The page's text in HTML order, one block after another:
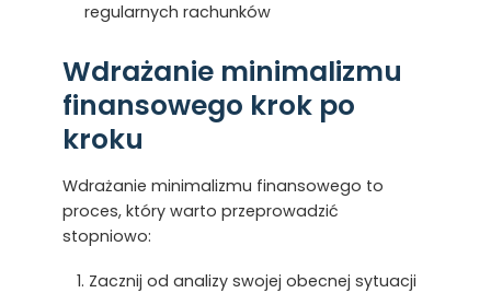
regularnych rachunków
Wdrażanie minimalizmu
finansowego krok po
kroku
Wdrażanie minimalizmu finansowego to
proces, który warto przeprowadzić
stopniowo:
Zacznij od analizy swojej obecnej sytuacji